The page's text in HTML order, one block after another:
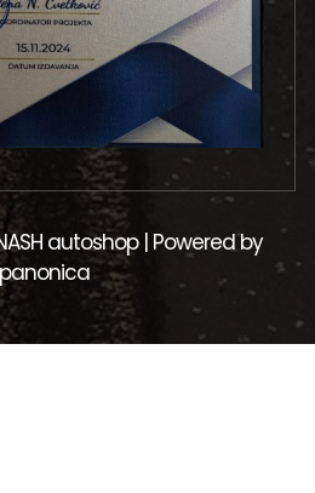
autoshop | Powered by